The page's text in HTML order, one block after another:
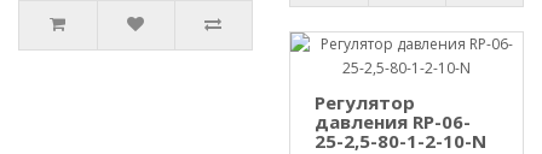
Регулятор
давления RP-06-
25-2,5-80-1-2-10-N